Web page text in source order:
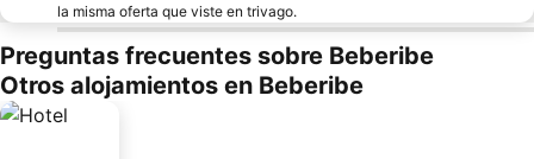
la misma oferta que viste en trivago.
Preguntas frecuentes sobre Beberibe
Otros alojamientos en Beberibe